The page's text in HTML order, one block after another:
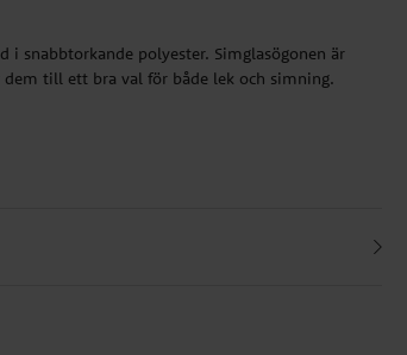
i snabbtorkande polyester. Simglasögonen är
till ett bra val för både lek och simning.